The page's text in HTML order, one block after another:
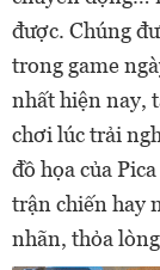
được. Chúng
trong game
nhất hiện nay,
chơi lúc trải
đồ họa của
trận chiến hay
nhãn, thỏa